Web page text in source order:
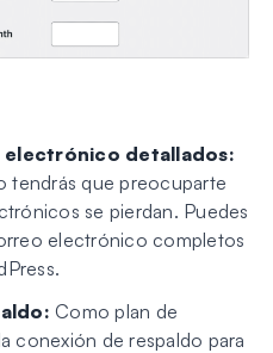
detallados:
tendrás que preocuparte
se pierdan. Puedes
electrónico completos
Como plan de
conexión de respaldo para